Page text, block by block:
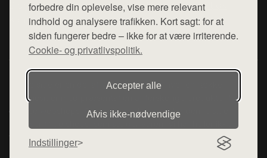
forbedre din oplevelse, vise mere relevant
indhold og analysere trafikken. Kort sagt: for at
siden fungerer bedre – ikke for at være irriterende.
Cookie- og privatlivspolitik.
Accepter alle
Afvis ikke‑nødvendige
Indstillinger
Blog
Kontakt
Mail: hej@want.dk
Cookie- og privatlivspolitik
Denne side er en del af want.dk, der udgiver en række
hjemmesider med præsentation af forskellige produkter fra
diverse webshops. Der sælges ikke varer fra denne side - vi
henviser til de shops, som sælger varen. Vi har heller ikke
varerne på lager.